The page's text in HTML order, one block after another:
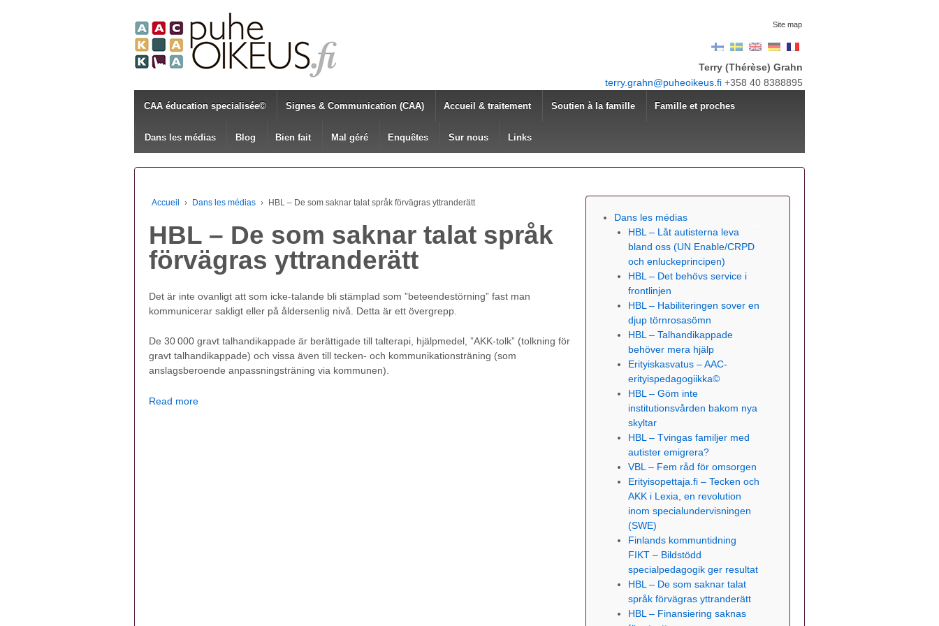
Site map
Terry (Thérèse) Grahn
terry.grahn@puheoikeus.fi +358 40 8388895
CAA éducation specialisée© Signes & Communication (CAA) Accueil & traitement Soutien à la famille Famille et proches
Dans les médias Blog Bien fait Mal géré Enquêtes Sur nous Links
Accueil › Dans les médias › HBL – De som saknar talat språk förvägras yttranderätt
HBL – De som saknar talat språk
förvägras yttranderätt
Det är inte ovanligt att som icke-talande bli stämplad som ”beteendestörning” fast man
kommunicerar sakligt eller på åldersenlig nivå. Detta är ett övergrepp.
De 30 000 gravt talhandikappade är berättigade till talterapi, hjälpmedel, ”AKK-tolk” (tolkning för
gravt talhandikappade) och vissa även till tecken- och kommunikationsträning (som
anslagsberoende anpassningsträning via kommunen).
Read more
Dans les médias
HBL – Låt autisterna leva
bland oss (UN Enable/CRPD
och enluckeprincipen)
HBL – Det behövs service i
frontlinjen
HBL – Habiliteringen sover en
djup törnrosasömn
HBL – Talhandikappade
behöver mera hjälp
Erityiskasvatus – AAC-
erityispedagogiikka©
HBL – Göm inte
institutionsvården bakom nya
skyltar
HBL – Tvingas familjer med
autister emigrera?
VBL – Fem råd för omsorgen
Erityisopettaja.fi – Tecken och
AKK i Lexia, en revolution
inom specialundervisningen
(SWE)
Finlands kommuntidning
FIKT – Bildstödd
specialpedagogik ger resultat
HBL – De som saknar talat
språk förvägras yttranderätt
HBL – Finansiering saknas